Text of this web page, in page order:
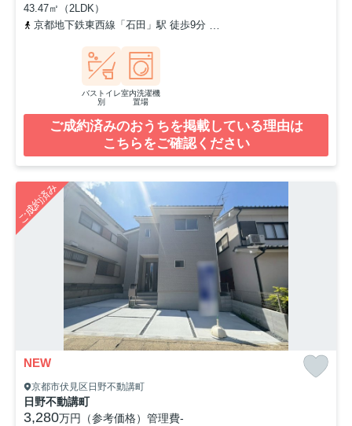
43.47㎡（2LDK）
京都地下鉄東西線「石田」駅 徒歩9分
バストイレ
別
室内洗濯機
置場
ご成約済みのおうちを掲載している理由は
こちらをご確認ください
ご成約済み
NEW
京都市伏見区日野不動講町
日野不動講町
3,280万円（参考価格） 管理費-